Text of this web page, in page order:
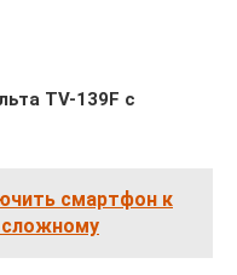
TV-139F с
смартфон к
сложному